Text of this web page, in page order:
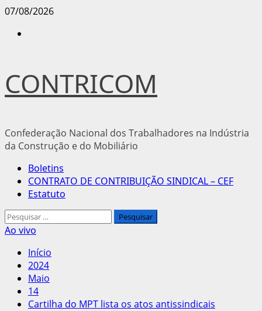
Avançar
07/08/2026
CONTRICOM
Confederação Nacional dos Trabalhadores na Indústria
da Construção e do Mobiliário
Menu
principal
Boletins
CONTRATO DE CONTRIBUIÇÃO SINDICAL – CEF
Estatuto
Pesquisar
por:
Ao vivo
Início
2024
Maio
14
Cartilha do MPT lista os atos antissindicais